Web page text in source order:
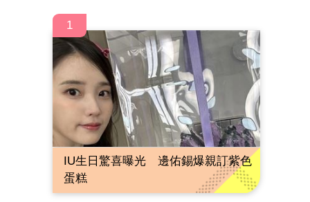
1
IU生日驚喜曝光 邊佑錫爆親訂紫色
蛋糕